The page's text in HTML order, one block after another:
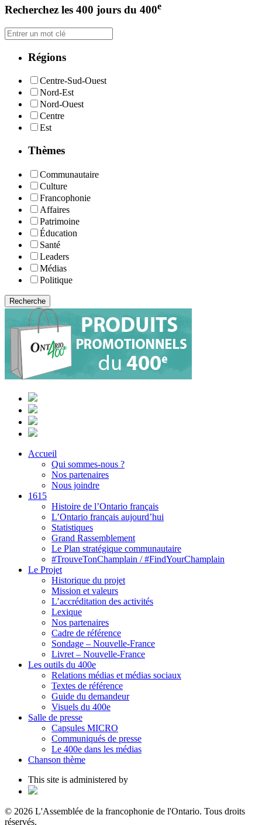
Recherchez les 400 jours du 400e
Régions
Centre-Sud-Ouest
Nord-Est
Nord-Ouest
Centre
Est
Thèmes
Communautaire
Culture
Francophonie
Affaires
Patrimoine
Éducation
Santé
Leaders
Médias
Politique
Accueil
Qui sommes-nous ?
Nos partenaires
Nous joindre
1615
Histoire de l’Ontario français
L’Ontario français aujourd’hui
Statistiques
Grand Rassemblement
Le Plan stratégique communautaire
#TrouveTonChamplain / #FindYourChamplain
Le Projet
Historique du projet
Mission et valeurs
L’accréditation des activités
Lexique
Nos partenaires
Cadre de référence
Sondage – Nouvelle-France
Livret – Nouvelle-France
Les outils du 400e
Relations médias et médias sociaux
Textes de référence
Guide du demandeur
Visuels du 400e
Salle de presse
Capsules MICRO
Communiqués de presse
Le 400e dans les médias
Chanson thème
This site is administered by
© 2026 L'Assemblée de la francophonie de l'Ontario. Tous droits
réservés.